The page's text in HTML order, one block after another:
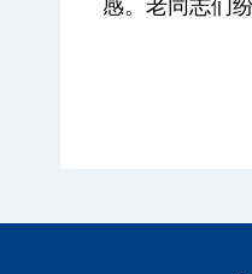
感。老同志们